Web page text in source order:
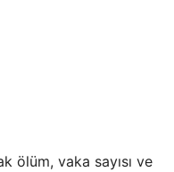
ölüm, vaka sayısı ve